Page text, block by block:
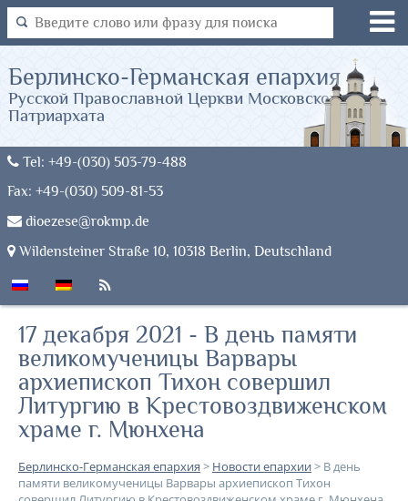
Tel: +49-(030) 503-79-488
Fax: +49-(030) 509-81-53
dioezese@rokmp.de
Wildensteiner Straße 10, 10318 Berlin, Deutschland
Берлинско-Германская епархия
Русской Православной Церкви Московского
Патриархата
17 декабря 2021 - В день памяти
великомученицы Варвары
архиепископ Тихон совершил
Литургию в Крестовоздвиженском
храме г. Мюнхена
Берлинско-Германская епархия > Новости епархии> В день
памяти великомученицы Варвары архиепископ Тихон